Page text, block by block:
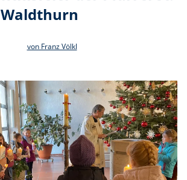
von Franz Völkl